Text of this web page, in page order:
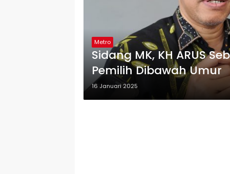
Metro
Sidang MK, KH ARUS
Pemilih Dibawah Umur
16 Januari 2025